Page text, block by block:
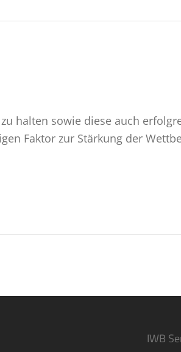
halten sowie diese auch
Faktor zur Stärkung der
IWB